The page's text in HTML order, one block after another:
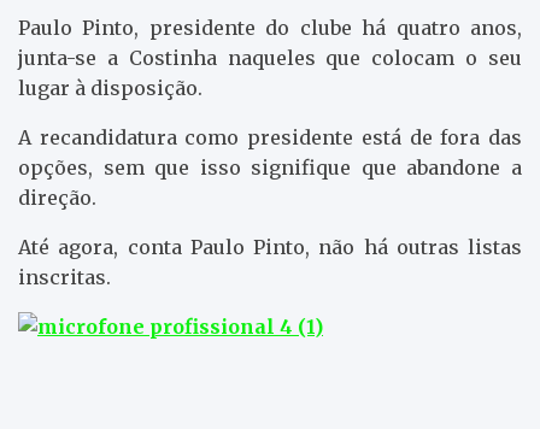
Paulo Pinto, presidente do clube há quatro anos,
junta-se a Costinha naqueles que colocam o seu
lugar à disposição.
A recandidatura como presidente está de fora das
opções, sem que isso signifique que abandone a
direção.
Até agora, conta Paulo Pinto, não há outras listas
inscritas.